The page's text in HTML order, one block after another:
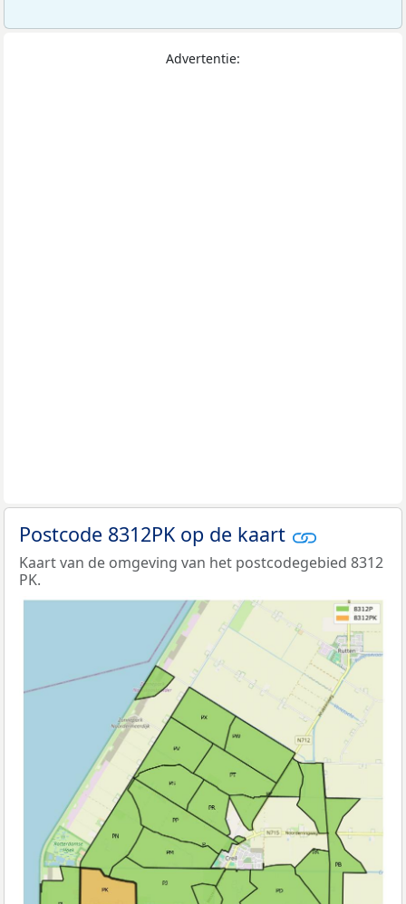
Advertentie:
Postcode 8312PK op de kaart
Kaart van de omgeving van het postcodegebied 8312
PK.